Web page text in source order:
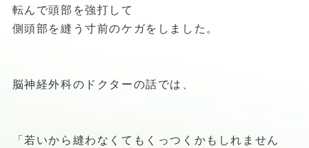
転んで頭部を強打して
側頭部を縫う寸前のケガをしました。
脳神経外科のドクターの話では、
「若いから縫わなくてもくっつくかもしれません